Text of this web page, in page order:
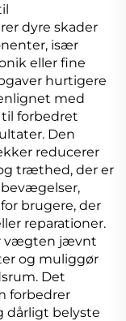
dyre skader
især
eller fine
hurtigere
med
forbedret
Den
reducerer
træthed, der er
brugere, der
reparationer.
vægten jævnt
og muliggør
Det
forbedrer
dårligt belyste